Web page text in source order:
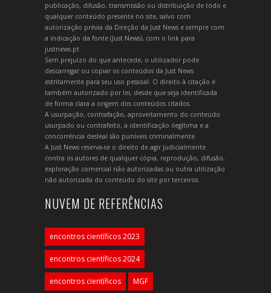
publicação, difusão, transmissão ou distribuição de todo e
qualquer conteúdo presente no site, salvo com
autorização prévia da Direção da Just News e sempre com
a indicação da fonte (Just News), com o link para
justnews.pt.
Sem prejuízo do que antecede, o utilizador pode
descarregar ou copiar os conteúdos da Just News
estritamente para seu uso pessoal. O direito à citação é
também autorizado por lei, desde que seja identificada
de forma clara a origem dos conteúdos citados.
A usurpação, contrafação, aproveitamento do conteúdo
usurpado ou contrafeito, a identificação ilegítima e a
concorrência desleal são puníveis criminalmente.
A Just News reserva-se o direito de agir judicialmente
contra os autores de qualquer cópia, reprodução, difusão,
exploração comercial não autorizadas ou outra utilização
não autorizada do conteúdo do site por terceiros.
NUVEM DE REFERÊNCIAS
encontros científicos 2023
encontros científicos 2024
encontros científicos MGF